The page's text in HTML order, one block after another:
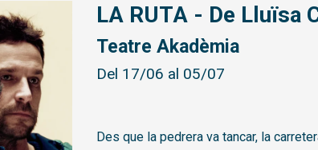
LA RUTA - De Lluïsa
Teatre Akadèmia
Del 17/06 al 05/07
Des que la pedrera va tancar, la